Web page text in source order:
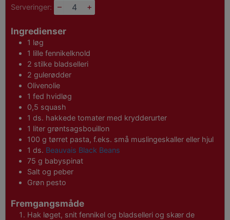
Serveringer: – +
Ingredienser
1 løg
1 lille fennikelknold
2 stilke bladselleri
2 gulerødder
Olivenolie
1 fed hvidløg
0,5 squash
1 ds. hakkede tomater med krydderurter
1 liter grøntsagsbouillon
100 g tørret pasta, f.eks. små muslingeskaller eller hjul
1 ds. Beauvais Black Beans
75 g babyspinat
Salt og peber
Grøn pesto
Fremgangsmåde
Hak løget, snit fennikel og bladselleri og skær de